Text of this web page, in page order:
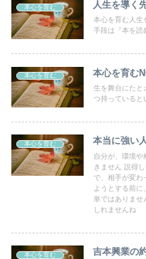
本心を育む 人生を導く
本心を育む人生
手段は『本を読
本心を育む 本心を育む
生を舞台にたと
つ持っていると
本心を育む 本当に強い
自分が、環境や
きません 説得
で、相手が変わ
ようとする前
単ではありま
しれませんね
本心を育む 吉本興業の